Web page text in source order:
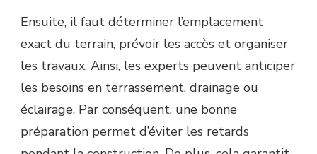
Ensuite, il faut déterminer l’emplacement
exact du terrain, prévoir les accès et organiser
les travaux. Ainsi, les experts peuvent anticiper
les besoins en terrassement, drainage ou
éclairage. Par conséquent, une bonne
préparation permet d’éviter les retards